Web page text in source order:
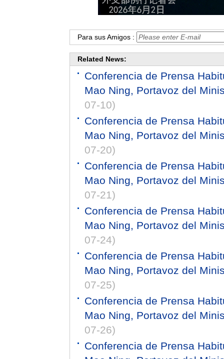
Para sus Amigos :
Related News:
Conferencia de Prensa
Mao Ning, Portavoz del
07-10)
Conferencia de Prensa
Mao Ning, Portavoz del
07-20)
Conferencia de Prensa
Mao Ning, Portavoz del
07-21)
Conferencia de Prensa
Mao Ning, Portavoz del
07-24)
Conferencia de Prensa
Mao Ning, Portavoz del
07-25)
Conferencia de Prensa
Mao Ning, Portavoz del
07-26)
Conferencia de Prensa